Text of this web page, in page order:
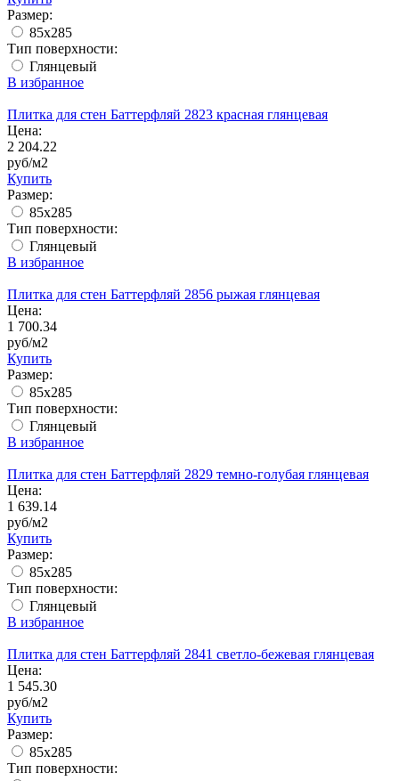
Размер:
85х285
Тип поверхности:
Глянцевый
В избранное
Плитка для стен Баттерфляй 2823 красная глянцевая
Цена:
2 204.22
руб/м2
Купить
Размер:
85х285
Тип поверхности:
Глянцевый
В избранное
Плитка для стен Баттерфляй 2856 рыжая глянцевая
Цена:
1 700.34
руб/м2
Купить
Размер:
85х285
Тип поверхности:
Глянцевый
В избранное
Плитка для стен Баттерфляй 2829 темно-голубая глянцевая
Цена:
1 639.14
руб/м2
Купить
Размер:
85х285
Тип поверхности:
Глянцевый
В избранное
Плитка для стен Баттерфляй 2841 светло-бежевая глянцевая
Цена:
1 545.30
руб/м2
Купить
Размер:
85х285
Тип поверхности: